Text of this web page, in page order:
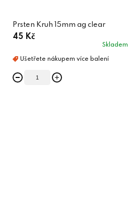
Prsten Kruh 15mm ag clear
45 Kč
Skladem